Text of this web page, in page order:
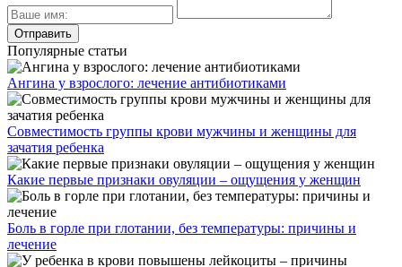
Популярные статьи
Ангина у взрослого: лечение антибиотиками
Совместимость группы крови мужчины и женщины для
зачатия ребенка
Какие первые признаки овуляции – ощущения у женщин
Боль в горле при глотании, без температуры: причины и
лечение